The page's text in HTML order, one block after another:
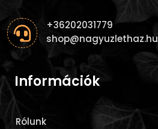

+36202031779
shop@nagyuzlethaz.hu
Információk
Rólunk